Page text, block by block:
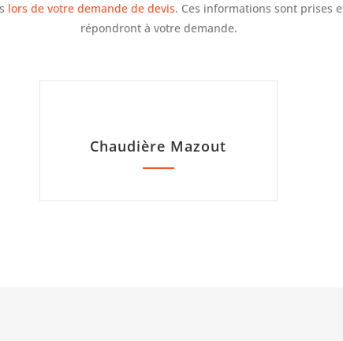
lors de votre demande de devis. Ces informations sont prises
répondront à votre demande.
Chaudière Mazout